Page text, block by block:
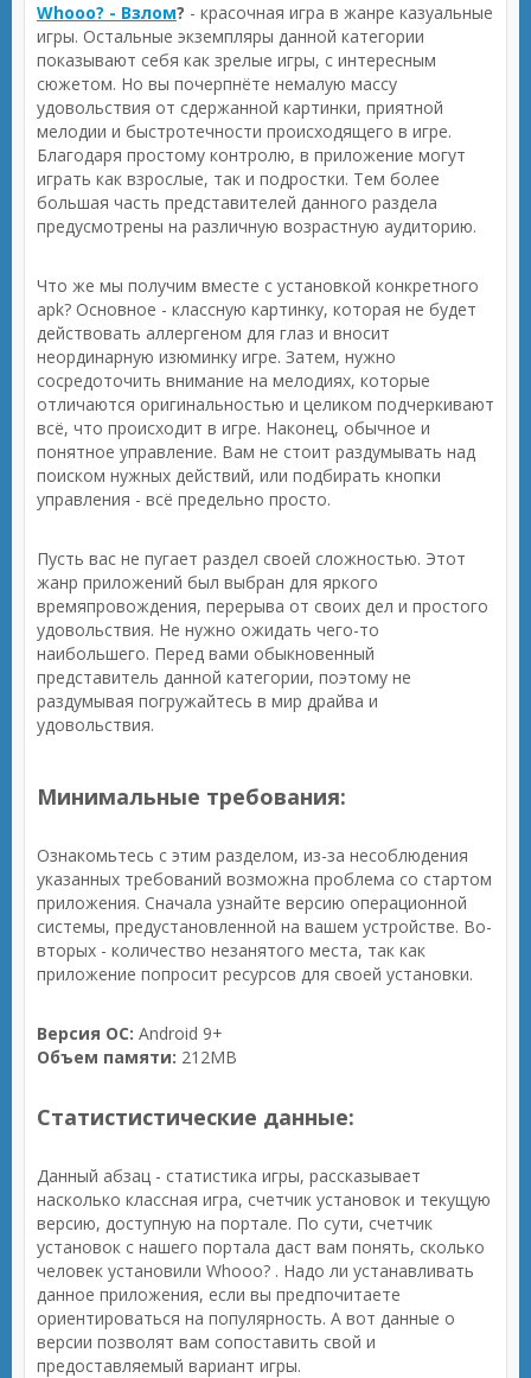
Whooo? - Взлом? - красочная игра в жанре казуальные
игры. Остальные экземпляры данной категории
показывают себя как зрелые игры, с интересным
сюжетом. Но вы почерпнёте немалую массу
удовольствия от сдержанной картинки, приятной
мелодии и быстротечности происходящего в игре.
Благодаря простому контролю, в приложение могут
играть как взрослые, так и подростки. Тем более
большая часть представителей данного раздела
предусмотрены на различную возрастную аудиторию.
Что же мы получим вместе с установкой конкретного
apk? Основное - классную картинку, которая не будет
действовать аллергеном для глаз и вносит
неординарную изюминку игре. Затем, нужно
сосредоточить внимание на мелодиях, которые
отличаются оригинальностью и целиком подчеркивают
всё, что происходит в игре. Наконец, обычное и
понятное управление. Вам не стоит раздумывать над
поиском нужных действий, или подбирать кнопки
управления - всё предельно просто.
Пусть вас не пугает раздел своей сложностью. Этот
жанр приложений был выбран для яркого
времяпровождения, перерыва от своих дел и простого
удовольствия. Не нужно ожидать чего-то
наибольшего. Перед вами обыкновенный
представитель данной категории, поэтому не
раздумывая погружайтесь в мир драйва и
удовольствия.
Минимальные требования:
Ознакомьтесь с этим разделом, из-за несоблюдения
указанных требований возможна проблема со стартом
приложения. Сначала узнайте версию операционной
системы, предустановленной на вашем устройстве. Во-
вторых - количество незанятого места, так как
приложение попросит ресурсов для своей установки.
Версия ОС: Android 9+
Объем памяти: 212MB
Статистистические данные:
Данный абзац - статистика игры, рассказывает
насколько классная игра, счетчик установок и текущую
версию, доступную на портале. По сути, счетчик
установок с нашего портала даст вам понять, сколько
человек установили Whooo? . Надо ли устанавливать
данное приложения, если вы предпочитаете
ориентироваться на популярность. А вот данные о
версии позволят вам сопоставить свой и
предоставляемый вариант игры.